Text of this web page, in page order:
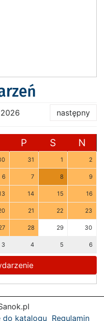
następny
P S N
31 1 2
6 7 8 9
14 15 16
21 22 23
28 29 30
3 4 5 6
do katalogu Regulamin